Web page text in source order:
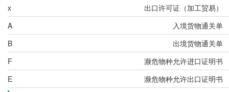
x
出口许可证（加工贸易）
A
入境货物通关单
B
出境货物通关单
F
濒危物种允许进口证明书
E
濒危物种允许出口证明书